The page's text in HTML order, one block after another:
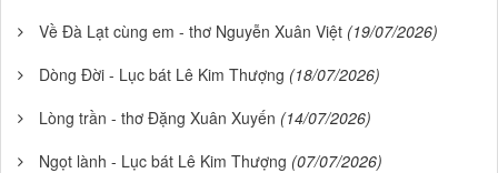
Về Đà Lạt cùng em - thơ Nguyễn Xuân Việt (19/07/2026)
Dòng Đời - Lục bát Lê Kim Thượng (18/07/2026)
Lòng trần - thơ Đặng Xuân Xuyến (14/07/2026)
Ngọt lành - Lục bát Lê Kim Thượng (07/07/2026)